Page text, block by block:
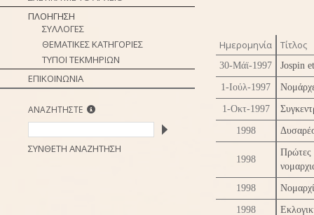
ΠΛΟΗΓΗΣΗ
ΣΥΛΛΟΓΕΣ
ΘΕΜΑΤΙΚΕΣ ΚΑΤΗΓΟΡΙΕΣ
ΤΥΠΟΙ ΤΕΚΜΗΡΙΩΝ
ΕΠΙΚΟΙΝΩΝΙΑ
ΑΝΑΖΗΤΗΣΤΕ
ΣΥΝΘΕΤΗ ΑΝΑΖΗΤΗΣΗ
Ημερομηνία Τίτλος
30-Μάϊ-1997 Jospin
1-Ιούλ-1997
1-Οκτ-1997
1998
1998
1998
1998